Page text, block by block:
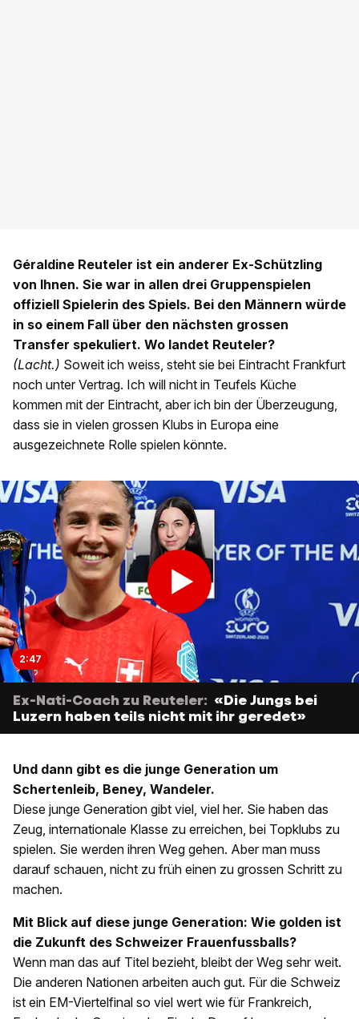
Géraldine Reuteler ist ein anderer Ex-Schützling
von Ihnen. Sie war in allen drei Gruppenspielen
offiziell Spielerin des Spiels. Bei den Männern würde
in so einem Fall über den nächsten grossen
Transfer spekuliert. Wo landet Reuteler?
(Lacht.) Soweit ich weiss, steht sie bei Eintracht Frankfurt
noch unter Vertrag. Ich will nicht in Teufels Küche
kommen mit der Eintracht, aber ich bin der Überzeugung,
dass sie in vielen grossen Klubs in Europa eine
ausgezeichnete Rolle spielen könnte.
2:47
Ex-Nati-Coach zu Reuteler: «Die Jungs bei
Luzern haben teils nicht mit ihr geredet»
Und dann gibt es die junge Generation um
Schertenleib, Beney, Wandeler.
Diese junge Generation gibt viel, viel her. Sie haben das
Zeug, internationale Klasse zu erreichen, bei Topklubs zu
spielen. Sie werden ihren Weg gehen. Aber man muss
darauf schauen, nicht zu früh einen zu grossen Schritt zu
machen.
Mit Blick auf diese junge Generation: Wie golden ist
die Zukunft des Schweizer Frauenfussballs?
Wenn man das auf Titel bezieht, bleibt der Weg sehr weit.
Die anderen Nationen arbeiten auch gut. Für die Schweiz
ist ein EM-Viertelfinal so viel wert wie für Frankreich,